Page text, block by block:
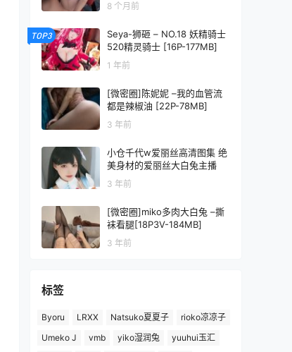
8 个月前
TOP3
Seya-狮砸 – NO.18 妖精骑士
520精灵骑士 [16P-177MB]
1 年前
[微密圈]陈妮妮 –我的血管流
都是辣椒油 [22P-78MB]
3 年前
小仓千代w爱丽丝高清图集 绝
美身材的爱丽丝大白兔主播
3 年前
[微密圈]miko多肉大白兔 –撕
袜看腿[18P3V-184MB]
3 年前
标签
Byoru LRXX Natsuko夏夏子
rioko凉凉子
Umeko J
vmb yiko湿润兔
yuuhui玉汇